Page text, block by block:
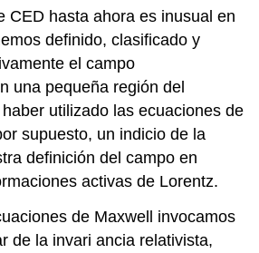
CED hasta ahora es inusual en
definido, clasificado y
el campo
una pequeña región del
utilizado las ecuaciones de
supuesto, un indicio de la
definición del campo en
activas de Lorentz.
de Maxwell invocamos
de la invari ancia relativista,